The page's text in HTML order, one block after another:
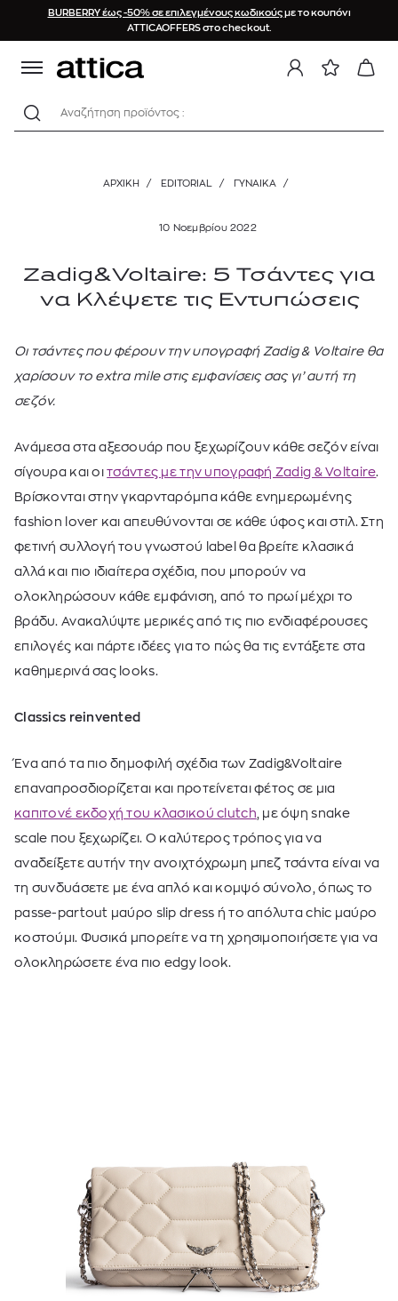
BURBERRY έως -50% σε επιλεγμένους κωδικούςμε το κουπόνι
ATTICAOFFERS στο checkout.
Αναζήτηση προϊόντος :
ΑΡΧΙΚΉ / EDITORIAL / ΓΥΝΑΙΚΑ /
10 Νοεμβρίου 2022
Zadig&Voltaire: 5 Τσάντες για
να Κλέψετε τις Εντυπώσεις
Οι τσάντες που φέρουν την υπογραφή Zadig & Voltaire θα
χαρίσουν το extra mile στις εμφανίσεις σας γι’ αυτή τη
σεζόν.
Ανάμεσα στα αξεσουάρ που ξεχωρίζουν κάθε σεζόν είναι
σίγουρα και οιτσάντες με την υπογραφή Zadig & Voltaire.
Βρίσκονται στην γκαρνταρόμπα κάθε ενημερωμένης
fashion lover και απευθύνονται σε κάθε ύφος και στιλ. Στη
φετινή συλλογή του γνωστού label θα βρείτε κλασικά
αλλά και πιο ιδιαίτερα σχέδια, που μπορούν να
ολοκληρώσουν κάθε εμφάνιση, από το πρωί μέχρι το
βράδυ. Ανακαλύψτε μερικές από τις πιο ενδιαφέρουσες
επιλογές και πάρτε ιδέες για το πώς θα τις εντάξετε στα
καθημερινά σας looks.
Classics reinvented
Ένα από τα πιο δημοφιλή σχέδια των Zadig&Voltaire
επαναπροσδιορίζεται και προτείνεται φέτος σε μια
καπιτονέ εκδοχή του κλασικού clutch , με όψη snake
scale που ξεχωρίζει. Ο καλύτερος τρόπος για να
αναδείξετε αυτήν την ανοιχτόχρωμη μπεζ τσάντα είναι να
τη συνδυάσετε με ένα απλό και κομψό σύνολο, όπως το
passe-partout μαύρο slip dress ή το απόλυτα chic μαύρο
κοστούμι. Φυσικά μπορείτε να τη χρησιμοποιήσετε για να
ολοκληρώσετε ένα πιο edgy look.